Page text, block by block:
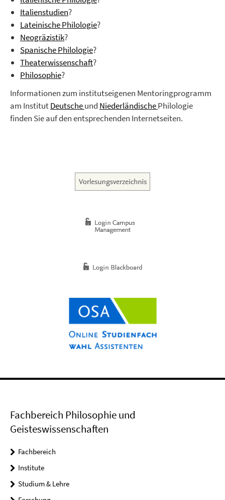
Italienstudien?
Lateinische Philologie?
Neogräzistik?
Spanische Philologie?
Theaterwissenschaft?
Philosophie?
Informationen zum institutseigenen Mentoringprogramm
am InstitutDeutscheund NiederländischePhilologie
finden Sie auf den entsprechenden Internetseiten.
Fachbereich Philosophie und
Geisteswissenschaften
Fachbereich
Institute
Studium & Lehre